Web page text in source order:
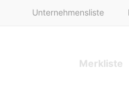
Unternehmensliste
Merkliste